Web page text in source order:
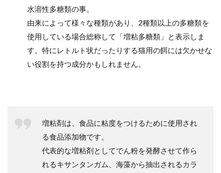
水溶性多糖類の事。
由来によって様々な種類があり、2種類以上の多糖類を
使用している場合総称して「増粘多糖類」と表示しま
す。特にレトルト状だったりする猫用の餌には欠かせな
い役割を持つ成分かもしれません。
増粘剤は、食品に粘度をつけるために使用され
る食品添加物です。
代表的な増粘剤としてでん粉を発酵させて作ら
れるキサンタンガム、海藻から抽出されるカラ